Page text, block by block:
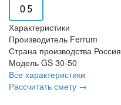
0.5
Характеристики
Производитель Ferrum
Страна производства Россия
Модель GS 30-50
Все характеристики
Рассчитать смету →